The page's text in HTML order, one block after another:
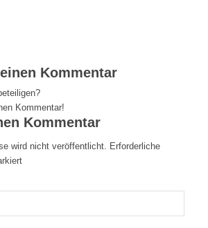
Kommentar
Kommentar!
Kommentar
wird nicht veröffentlicht. Erforderliche